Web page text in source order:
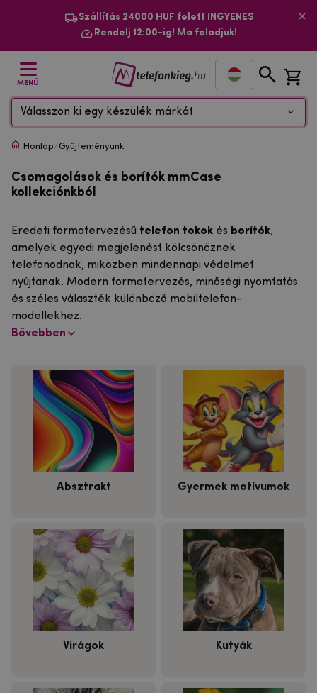
Szállítás 24000 HUF felett INGYENES
Rendelj 12:00-ig! Ma feladjuk!
MENÜ
Válasszon ki egy készülék márkát
Honlap/Gyűjteményünk
Csomagolások és borítók mmCase
kollekciónkból
Eredeti formatervezésű telefon tokok és borítók,
amelyek egyedi megjelenést kölcsönöznek
telefonodnak, miközben mindennapi védelmet
nyújtanak. Modern formatervezés, minőségi nyomtatás
és széles választék különböző mobiltelefon-
modellekhez.
Bővebben
Absztrakt Gyermek motívumok
Virágok Kutyák